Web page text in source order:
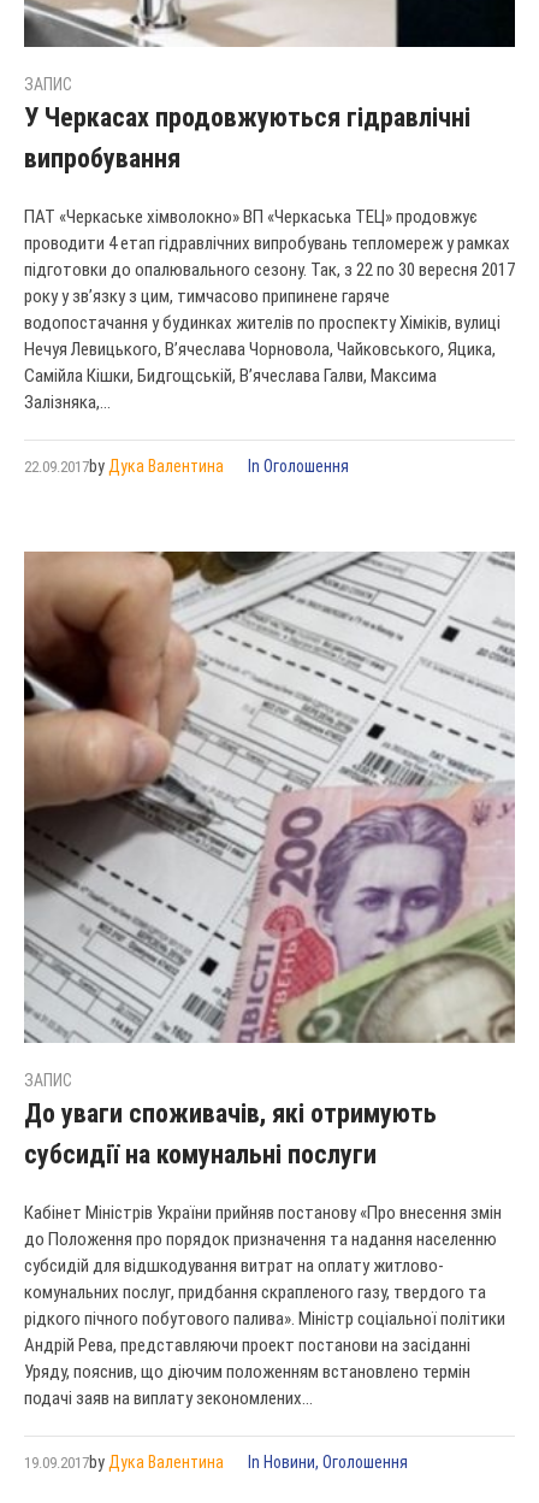
ЗАПИС
У Черкасах продовжуються гідравлічні
випробування
ПАТ «Черкаське хімволокно» ВП «Черкаська ТЕЦ» продовжує
проводити 4 етап гідравлічних випробувань тепломереж у рамках
підготовки до опалювального сезону. Так, з 22 по 30 вересня 2017
року у зв’язку з цим, тимчасово припинене гаряче
водопостачання у будинках жителів по проспекту Хіміків, вулиці
Нечуя Левицького, В’ячеслава Чорновола, Чайковського, Яцика,
Самійла Кішки, Бидгощській, В’ячеслава Галви, Максима
Залізняка,...
22.09.2017by Дука Валентина In Оголошення
ЗАПИС
До уваги споживачів, які отримують
субсидії на комунальні послуги
Кабінет Міністрів України прийняв постанову «Про внесення змін
до Положення про порядок призначення та надання населенню
субсидій для відшкодування витрат на оплату житлово-
комунальних послуг, придбання скрапленого газу, твердого та
рідкого пічного побутового палива». Міністр соціальної політики
Андрій Рева, представляючи проект постанови на засіданні
Уряду, пояснив, що діючим положенням встановлено термін
подачі заяв на виплату зекономлених...
19.09.2017by Дука Валентина In Новини, Оголошення